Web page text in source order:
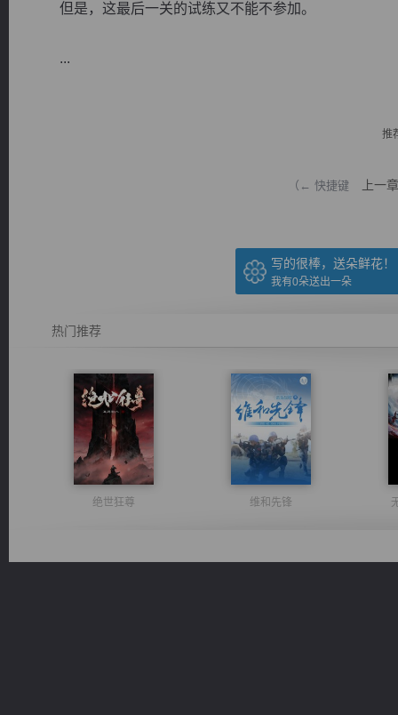
但是，这最后一关的试练又不能不参加。
...
推
（← 快捷键 上一章
写的很棒，送朵鲜花！
我有0朵送出一朵
热门推荐
绝世狂尊 维和先锋